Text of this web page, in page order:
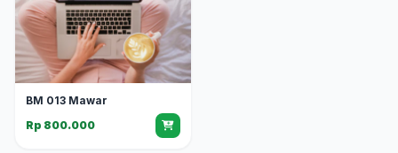
BM 013 Mawar
Rp 800.000